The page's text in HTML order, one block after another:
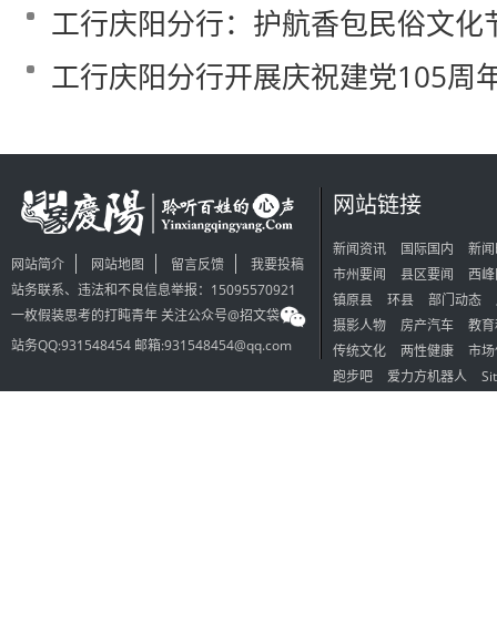
工行庆阳分行：护航香包民俗文化
工行庆阳分行开展庆祝建党105周
网站简介 网站地图 留言反馈
我要投稿
站务联系、违法和不良信息举报：15095570921
一枚假装思考的打盹青年 关注公众号@招文袋
站务QQ:931548454 邮箱:931548454@qq.com
网站链接
新闻资讯 国际国内
新
市州要闻
县区要闻
西
镇原县
环县 部门动态
摄影人物
房产汽车
教
传统文化
两性健康
市
跑步吧
爱力方机器人